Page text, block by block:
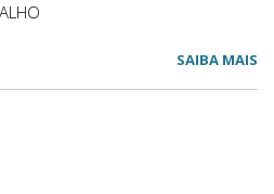
SAIBA MAIS